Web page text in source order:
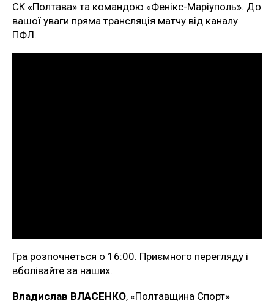
СК «Полтава» та командою «Фенікс-Маріуполь». До
вашої уваги пряма трансляція матчу від каналу
ПФЛ.
Гра розпочнеться о 16:00. Приємного перегляду і
вболівайте за наших.
Владислав ВЛАСЕНКО, «Полтавщина Спорт»